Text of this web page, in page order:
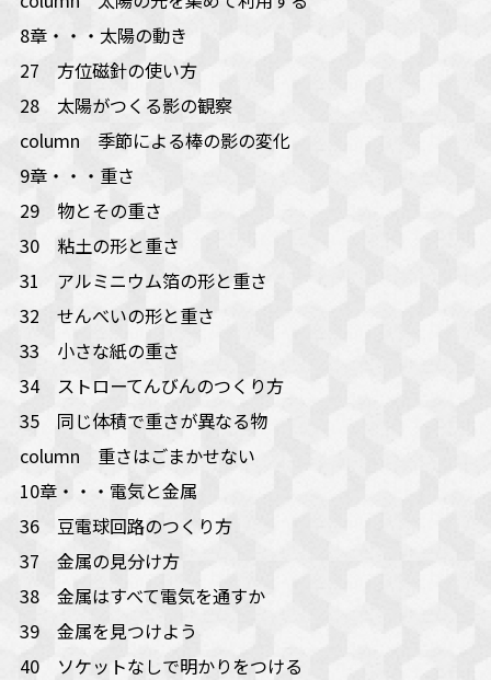
8章・・・太陽の動き
27 方位磁針の使い方
28 太陽がつくる影の観察
column 季節による棒の影の変化
9章・・・重さ
29 物とその重さ
30 粘土の形と重さ
31 アルミニウム箔の形と重さ
32 せんべいの形と重さ
33 小さな紙の重さ
34 ストローてんびんのつくり方
35 同じ体積で重さが異なる物
column 重さはごまかせない
10章・・・電気と金属
36 豆電球回路のつくり方
37 金属の見分け方
38 金属はすべて電気を通すか
39 金属を見つけよう
40 ソケットなしで明かりをつける